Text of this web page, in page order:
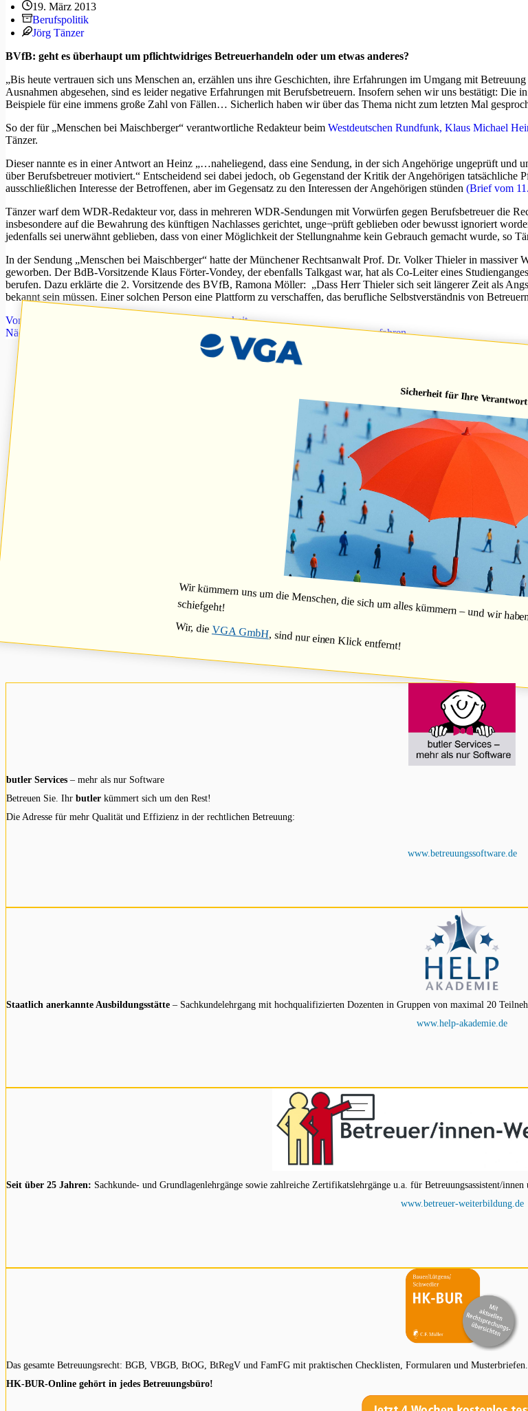
19. März 2013
Berufspolitik
Jörg Tänzer
BVfB: geht es überhaupt um pflichtwidriges Betreuerhandeln oder um etwas anderes?
„Bis heute vertrauen sich uns Menschen an, erzählen uns ihre Geschichten, ihre Erfahrungen im Umgang mit
Ausnahmen abgesehen, sind es leider negative Erfahrungen mit Berufsbetreuern. Insofern sehen wir uns bestätigt: Die
Beispiele für eine immens große Zahl von Fällen… Sicherlich haben wir über das Thema nicht zum letzten Mal
So der für „Menschen bei Maischberger“ verantwortliche Redakteur beim Westdeutschen Rundfunk, Klaus Michael
Tänzer.
Dieser nannte es in einer Antwort an Heinz „…naheliegend, dass eine Sendung, in der sich Angehörige ungeprüft und
über Berufsbetreuer motiviert.“ Entscheidend sei dabei jedoch, ob Gegenstand der Kritik der Angehörigen tatsächliche
ausschließlichen Interesse der Betroffenen, aber im Gegensatz zu den Interessen der Angehörigen stünden (Brief vom
Tänzer warf dem WDR-Redakteur vor, dass in mehreren WDR-Sendungen mit Vorwürfen gegen Berufsbetreuer die
insbesondere auf die Bewahrung des künftigen Nachlasses gerichtet, unge¬prüft geblieben oder bewusst ignoriert
jedenfalls sei unerwähnt geblieben, dass von einer Möglichkeit der Stellungnahme kein Gebrauch gemacht wurde, so
In der Sendung „Menschen bei Maischberger“ hatte der Münchener Rechtsanwalt Prof. Dr. Volker Thieler in
geworben. Der BdB-Vorsitzende Klaus Förter-Vondey, der ebenfalls Talkgast war, hat als Co-Leiter eines
berufen. Dazu erklärte die 2. Vorsitzende des BVfB, Ramona Möller: „Dass Herr Thieler sich seit längerer Zeit als
bekannt sein müssen. Einer solchen Person eine Plattform zu verschaffen, das berufliche Selbstverständnis von
Vorheriger
Frau Eff.. und die Selbstwirksamkeit
Nächster
Umsatzsteuerbefreiung wird Gegenstand von drei Gesetzgebungsverfahren
Sicherheit für Ihre
Wir kümmern uns um die Menschen, die sich um alles kümmern – und wir
schiefgeht!
Wir, dieVGA GmbH, sind nur einen Klick entfernt!
butler Services – mehr als nur Software
Betreuen Sie. Ihr butler kümmert sich um den Rest!
Die Adresse für mehr Qualität und Effizienz in der rechtlichen Betreuung:
www.betreuungssoftware.de
Staatlich anerkannte Ausbildungsstätte – Sachkundelehrgang mit hochqualifizierten Dozenten in Gruppen von maximal 20
www.help-akademie.de
Seit über 25 Jahren: Sachkunde- und Grundlagenlehrgänge sowie zahlreiche Zertifikatslehrgänge u.a. für Betreuungsassistent/
www.betreuer-weiterbildung.de
Das gesamte Betreuungsrecht: BGB, VBGB, BtOG, BtRegV und FamFG mit praktischen Checklisten, Formularen und Musterbriefen.
HK-BUR-Online gehört in jedes Betreuungsbüro!